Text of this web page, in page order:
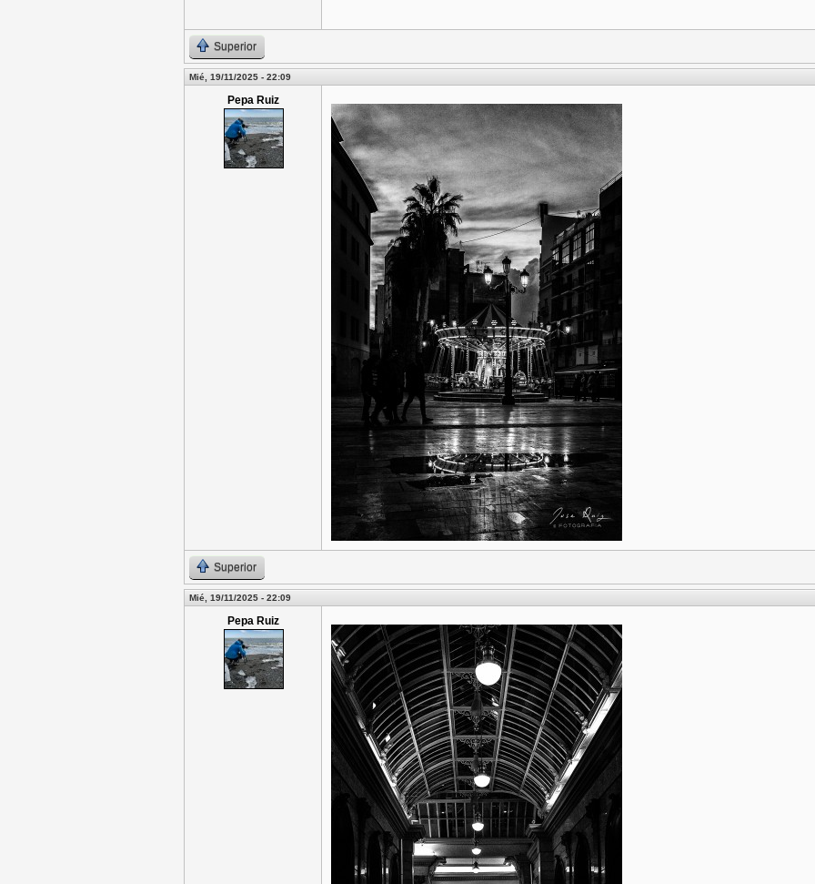
Superior
Mié, 19/11/2025 - 22:09
Pepa Ruiz
Superior
Mié, 19/11/2025 - 22:09
Pepa Ruiz